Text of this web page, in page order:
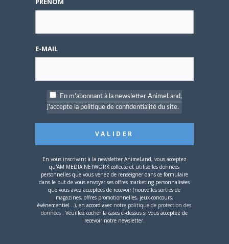
Digimon en préparation
pour 2027
4 JUILLET 2026 0
[Entretien] Mokochan : «
Lors des prémices du
projet, il était déjà
demandé de suivre au
E-MAIL
En m'abonnant à la newsletter AnimeLand,
j'accepte la politique de confidentialité du site.
En vous inscrivant à la newsletter AnimeLand, vous acceptez
qu'AM MEDIA NETWORK collecte et utilise les données
personnelles que vous venez de renseigner dans ce formulaire
dans le but de vous envoyer ses offres marketing personnalisées
que vous avez acceptées de recevoir (nouvelles sorties de
magazines, offres promotionnelles, jeux-concours,
événementiel...), en accord avec notre politique de protection des
données . Veuillez cocher la cases ci-dessus si vous acceptez de
recevoir notre newsletter.